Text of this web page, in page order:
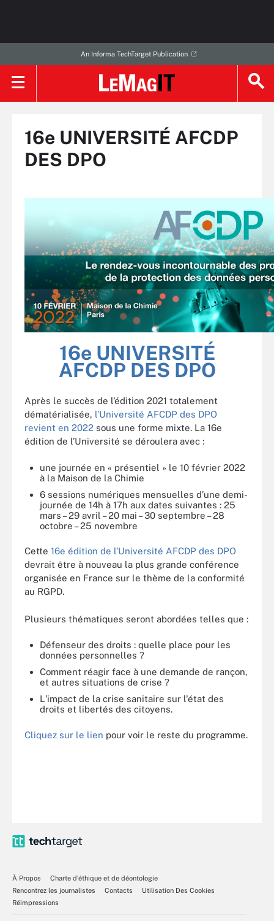
An Informa TechTarget Publication
16e UNIVERSITÉ AFCDP
DES DPO
16e UNIVERSITÉ
AFCDP DES DPO
Après le succès de l’édition 2021 totalement
dématérialisée, l’Université AFCDP des DPO
revient en 2022 sous une forme mixte. La 16e
édition de l’Université se déroulera avec :
une journée en « présentiel » le 10 février 2022
à la Maison de la Chimie
6 sessions numériques mensuelles d’une demi-
journée de 14h à 17h aux dates suivantes : 25
mars – 29 avril – 20 mai – 30 septembre – 28
octobre – 25 novembre
Cette 16e édition de l’Université AFCDP des DPO
devrait être à nouveau la plus grande conférence
organisée en France sur le thème de la conformité
au RGPD.
Plusieurs thématiques seront abordées telles que :
Défenseur des droits : quelle place pour les
données personnelles ?
Comment réagir face à une demande de rançon,
et autres situations de crise ?
L'impact de la crise sanitaire sur l'état des
droits et libertés des citoyens.
Cliquez sur le lien pour voir le reste du programme.
À Propos
Charte d’éthique et de déontologie
Rencontrez les journalistes
Contacts
Utilisation Des Cookies
Réimpressions